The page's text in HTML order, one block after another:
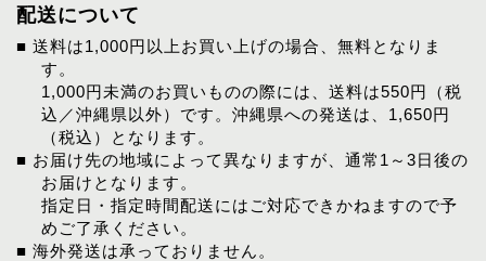
配送について
■ 送料は1,000円以上お買い上げの場合、無料となりま
す。
1,000円未満のお買いものの際には、送料は550円（税
込／沖縄県以外）です。沖縄県への発送は、1,650円
（税込）となります。
■ お届け先の地域によって異なりますが、通常1～3日後の
お届けとなります。
指定日・指定時間配送にはご対応できかねますので予
めご了承ください。
■ 海外発送は承っておりません。